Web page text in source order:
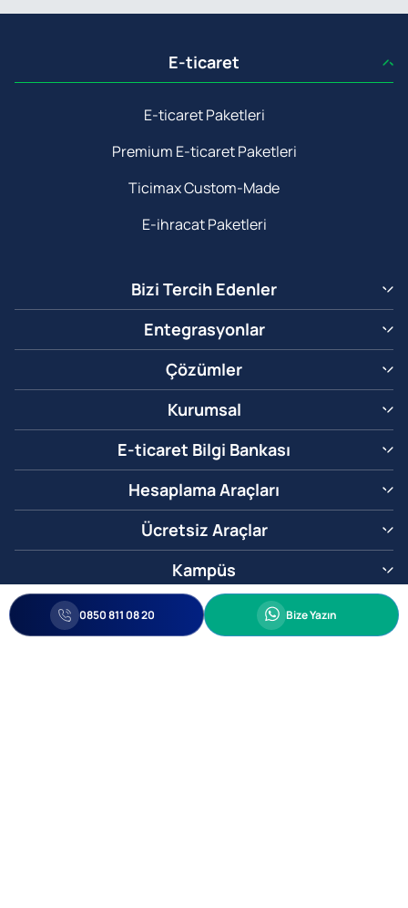
E-ticaret
E-ticaret Paketleri
Premium E-ticaret Paketleri
Ticimax Custom-Made
E-ihracat Paketleri
Bizi Tercih Edenler
Entegrasyonlar
Çözümler
Kurumsal
E-ticaret Bilgi Bankası
Hesaplama Araçları
Ücretsiz Araçlar
Kampüs
0850 811 08 20 Whatsapp
Bize Yazın
0850 811 08 20